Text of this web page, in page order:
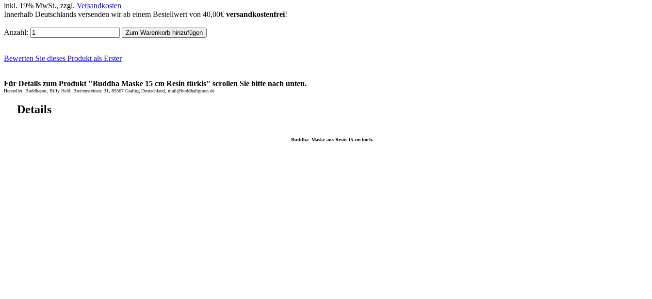
inkl. 19% MwSt., zzgl. Versandkosten
Innerhalb Deutschlands versenden wir ab einem Bestellwert von 40,00€ versandkostenfrei!
Anzahl: Zum Warenkorb hinzufügen
Bewerten Sie dieses Produkt als Erster
Für Details zum Produkt "Buddha Maske 15 cm Resin türkis" scrollen Sie bitte nach unten.
Hersteller: Buddhapur, Billy Held, Breitensteinstr. 31, 85567 Grafing Deutschland, mail@buddhafiguren.de
Details
Buddha Maske aus Resin 15 cm hoch.